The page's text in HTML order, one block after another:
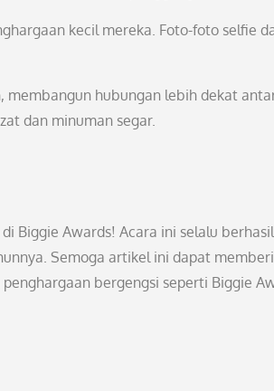
kecil mereka. Foto-foto selfie
membangun hubungan lebih dekat
dan minuman segar.
Biggie Awards! Acara ini selalu berhasil
Semoga artikel ini dapat
bergengsi seperti Biggie